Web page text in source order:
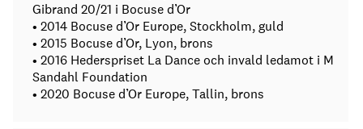
Gibrand 20/21 i Bocuse d’Or
• 2014 Bocuse d’Or Europe, Stockholm, guld
• 2015 Bocuse d’Or, Lyon, brons
• 2016 Hederspriset La Dance och invald ledamot i M
Sandahl Foundation
• 2020 Bocuse d’Or Europe, Tallin, brons